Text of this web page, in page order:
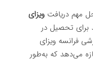
مهم دریافتویزای
برای تحصیل در
فرانسه ویزای
می‌دهد که به‌طور